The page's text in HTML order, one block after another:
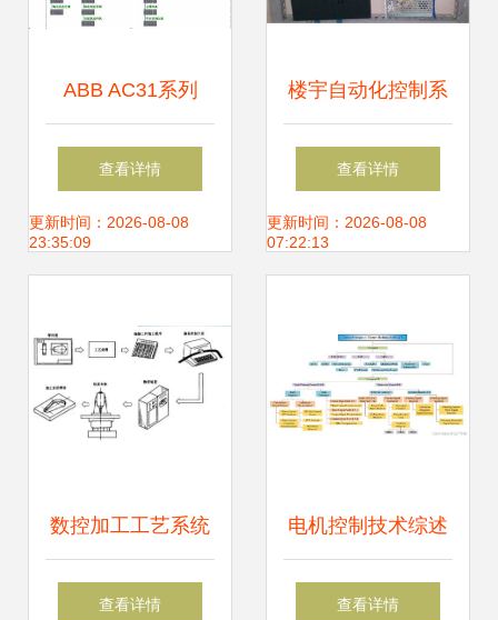
ABB AC31系列
PLC在水电站公用
及通风空调设备机
用
查看详情
更新时间：2026-08-08
23:35:09
楼宇自动化控制系
统的配置基础 构建
智能楼宇的核心要
查看详情
更新时间：2026-08-08
07:22:13
数控加工工艺系统
的基本组成及其在
查看详情
电机控制技术综述
从基础理论到机电
查看详情